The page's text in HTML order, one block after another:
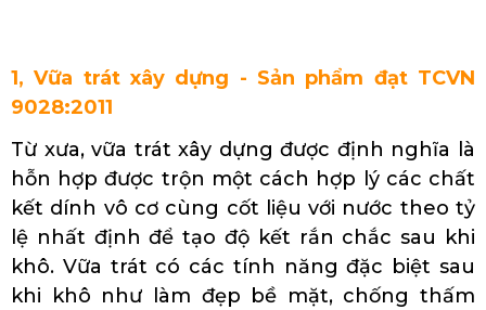
1, Vữa trát xây dựng - Sản phẩm đạt TCVN
9028:2011
Từ xưa, vữa trát xây dựng được định nghĩa là
hỗn hợp được trộn một cách hợp lý các chất
kết dính vô cơ cùng cốt liệu với nước theo tỷ
lệ nhất định để tạo độ kết rắn chắc sau khi
khô. Vữa trát có các tính năng đặc biệt sau
khi khô như làm đẹp bề mặt, chống thấm